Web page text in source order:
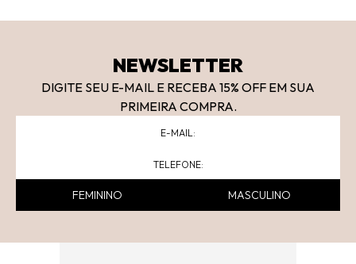
NEWSLETTER
DIGITE SEU E-MAIL E RECEBA 15% OFF EM SUA
PRIMEIRA COMPRA.
FEMININO MASCULINO